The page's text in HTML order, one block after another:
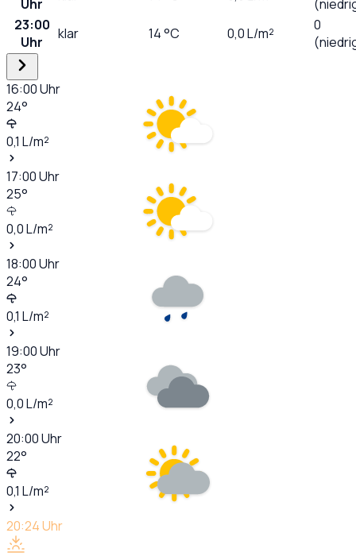
Uhr
23:00
Uhr
klar 14°C 0,0L/m²
0
16:00Uhr
24°
0,1 L/m²
17:00Uhr
25°
0,0L/m²
18:00Uhr
24°
0,1 L/m²
19:00Uhr
23°
0,0L/m²
20:00Uhr
22°
0,1 L/m²
20:24Uhr